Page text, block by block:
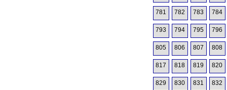
781 782 783 784
793 794 795 796
805 806 807 808
817 818 819 820
829 830 831 832